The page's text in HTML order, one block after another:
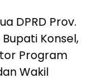
DPRD Prov.
Konsel,
Program
Wakil